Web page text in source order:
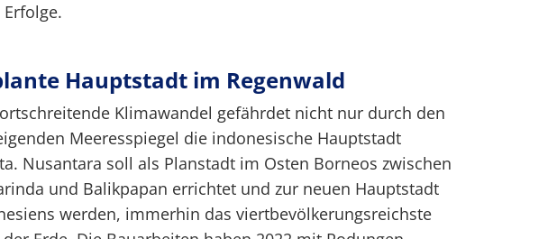
Hauptstadt im Regenwald
Klimawandel gefährdet nicht nur durch den
Meeresspiegel die indonesische Hauptstadt
Nusantara soll als Planstadt im Osten Borneos zwischen
und Balikpapan errichtet und zur neuen Hauptstadt
werden, immerhin das viertbevölkerungsreichste